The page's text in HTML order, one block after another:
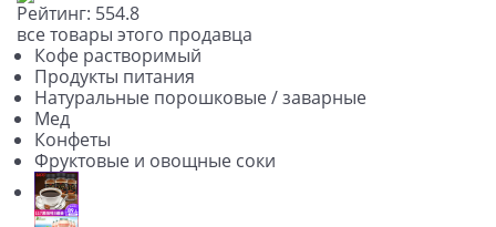
Рейтинг: 554.8
все товары этого продавца
Кофе растворимый
Продукты питания
Натуральные порошковые / заварные
Мед
Конфеты
Фруктовые и овощные соки